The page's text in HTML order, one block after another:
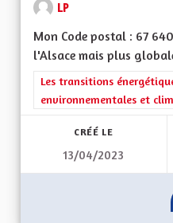
LP
Mon Code postal : 67
l'Alsace mais plus
Filtrer les résultats de la
Les transitions
environnementales et
CRÉÉ LE
13/04/2023